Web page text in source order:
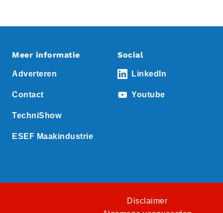
Meer informatie
Adverteren
Contact
TechniShow
ESEF Maakindustrie
Social
LinkedIn
Youtube
Disclaimer